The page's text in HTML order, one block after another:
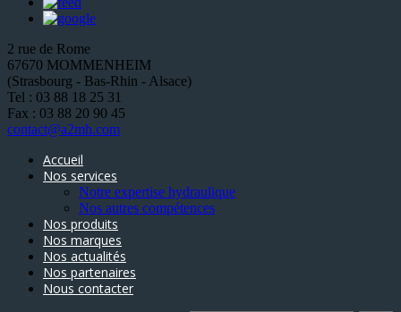
2 rue de Rome
67670 MOMMENHEIM
(Strasbourg - Bas-Rhin - Alsace)
Tel : 03 88 18 25 31
Fax : 03 88 20 90 45
contact@a2mh.com
Accueil
Nos services
Notre expertise hydraulique
Nos autres compétences
Nos produits
Nos marques
Nos actualités
Nos partenaires
Nous contacter